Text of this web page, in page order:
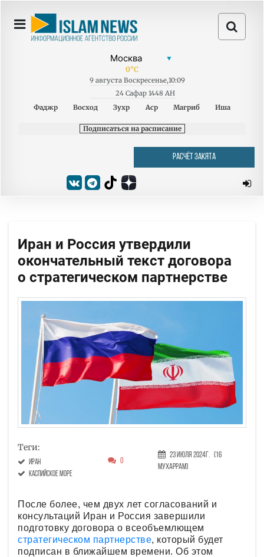
0°C
9 августа Воскресенье,10:09
24 Сафар 1448 AH
Фаджр
Восход Зухр Аср Магриб Иша
Подписаться на расписание
РАСЧЁТ ЗАКЯТА
Иран и Россия утвердили
окончательный текст договора
о стратегическом партнерстве
Теги:
Иран
Каспийское море
0
23 Июля 2024г. (16
Мухаррам)
После более, чем двух лет согласований и
консультаций Иран и Россия завершили
подготовку договора о всеобъемлющем
стратегическом партнерстве, который будет
подписан в ближайшем времени. Об этом